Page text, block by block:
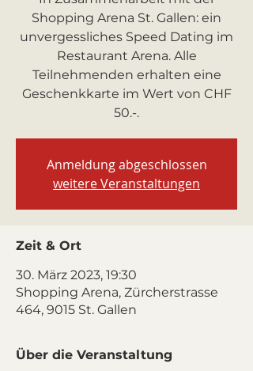
Shopping Arena St. Gallen: ein
unvergessliches Speed Dating im
Restaurant Arena. Alle
Teilnehmenden erhalten eine
Geschenkkarte im Wert von CHF
50.-.
Anmeldung abgeschlossen
weitere Veranstaltungen
Zeit & Ort
30. März 2023, 19:30
Shopping Arena, Zürcherstrasse
464, 9015 St. Gallen
Über die Veranstaltung